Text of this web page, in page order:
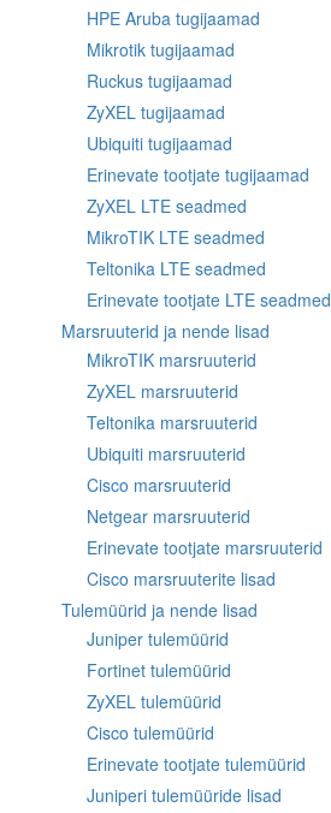
HPE Aruba tugijaamad
Mikrotik tugijaamad
Ruckus tugijaamad
ZyXEL tugijaamad
Ubiquiti tugijaamad
Erinevate tootjate tugijaamad
ZyXEL LTE seadmed
MikroTIK LTE seadmed
Teltonika LTE seadmed
Erinevate tootjate LTE seadmed
Marsruuterid ja nende lisad
MikroTIK marsruuterid
ZyXEL marsruuterid
Teltonika marsruuterid
Ubiquiti marsruuterid
Cisco marsruuterid
Netgear marsruuterid
Erinevate tootjate marsruuterid
Cisco marsruuterite lisad
Tulemüürid ja nende lisad
Juniper tulemüürid
Fortinet tulemüürid
ZyXEL tulemüürid
Cisco tulemüürid
Erinevate tootjate tulemüürid
Juniperi tulemüüride lisad